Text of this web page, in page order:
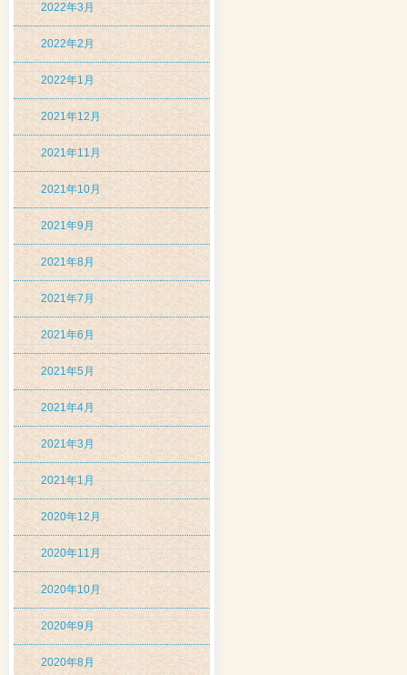
2022年3月
2022年2月
2022年1月
2021年12月
2021年11月
2021年10月
2021年9月
2021年8月
2021年7月
2021年6月
2021年5月
2021年4月
2021年3月
2021年1月
2020年12月
2020年11月
2020年10月
2020年9月
2020年8月